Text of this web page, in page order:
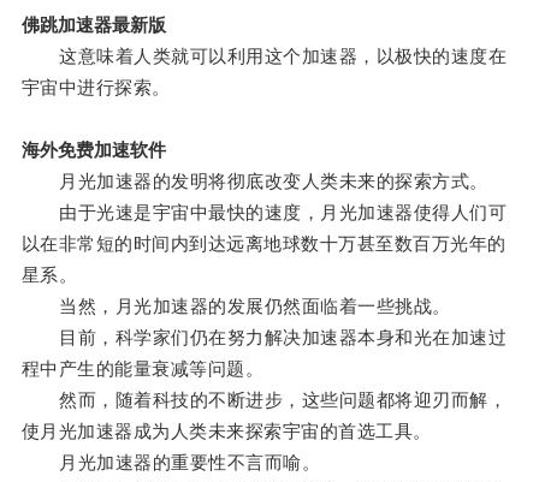
佛跳加速器最新版
这意味着人类就可以利用这个加速器，以极快的速度在
宇宙中进行探索。
海外免费加速软件
月光加速器的发明将彻底改变人类未来的探索方式。
由于光速是宇宙中最快的速度，月光加速器使得人们可
以在非常短的时间内到达远离地球数十万甚至数百万光年的
星系。
当然，月光加速器的发展仍然面临着一些挑战。
目前，科学家们仍在努力解决加速器本身和光在加速过
程中产生的能量衰减等问题。
然而，随着科技的不断进步，这些问题都将迎刃而解，
使月光加速器成为人类未来探索宇宙的首选工具。
月光加速器的重要性不言而喻。